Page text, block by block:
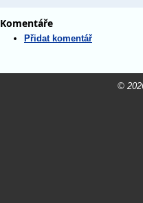
Komentáře
Přidat komentář
©